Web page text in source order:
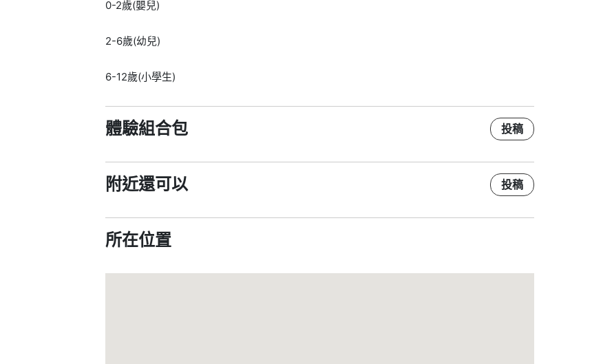
0-2歲(嬰兒)
2-6歲(幼兒)
6-12歲(小學生)
體驗組合包 投稿
附近還可以 投稿
所在位置